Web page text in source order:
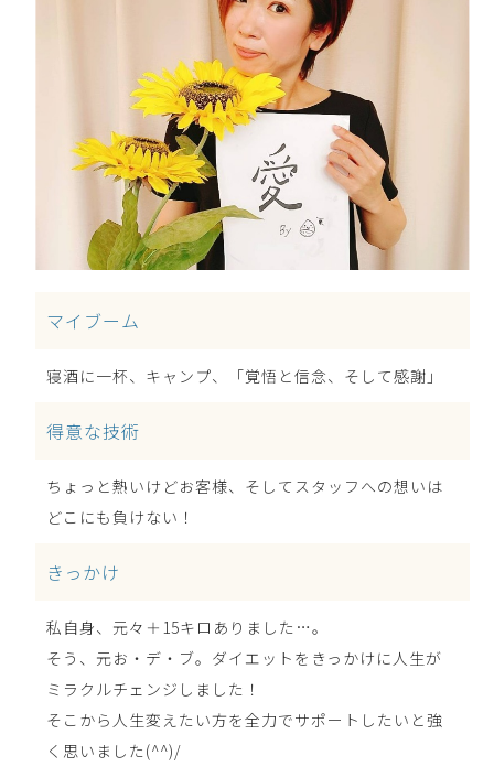
マイブーム
寝酒に一杯、キャンプ、「覚悟と信念、そして感謝」
得意な技術
ちょっと熱いけどお客様、そしてスタッフへの想いは
どこにも負けない！
きっかけ
私自身、元々＋15キロありました…。
そう、元お・デ・ブ。ダイエットをきっかけに人生が
ミラクルチェンジしました！
そこから人生変えたい方を全力でサポートしたいと強
く思いました(^^)/